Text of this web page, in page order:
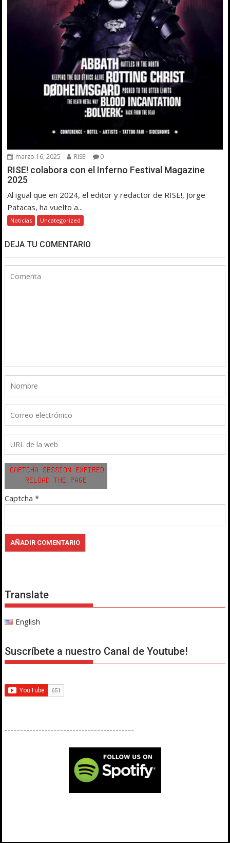
marzo 16, 2025 RISE! 0
RISE! colabora con el Inferno Festival Magazine
2025
Al igual que en 2024, el editor y redactor de RISE!, Jorge
Patacas, ha vuelto a...
Noticias Uncategorized
DEJA TU COMENTARIO
Captcha *
Translate
English
Suscríbete a nuestro Canal de Youtube!
------------------------------------------